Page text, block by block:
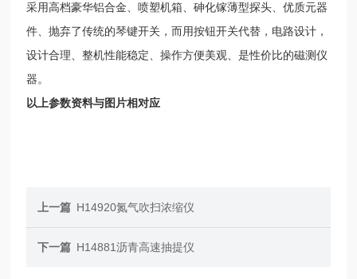
采用高档豪华铝合金、喷塑机箱、砷化镓薄型探头、优质元器
件、抛弃了传统的琴键开关，而用按钮开关代替，电路设计，
设计合理、整机性能稳定、操作方便美观、是性价比的磁测仪
器。
以上参数资料与图片相对应
上一篇 H14920氮气吹扫浓缩仪
下一篇 H14881沥青高速抽提仪